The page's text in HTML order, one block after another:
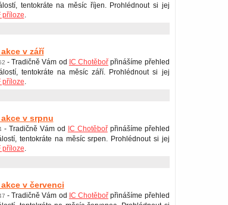
tentokráte na měsíc říjen. Prohlédnout si jej
příloze.
v září
- Tradičně Vám od IC Chotěboř přinášíme přehled
tentokráte na měsíc září. Prohlédnout si jej
příloze.
v srpnu
- Tradičně Vám od IC Chotěbořpřinášíme přehled
tentokráte na měsíc srpen. Prohlédnout si jej
příloze.
v červenci
- Tradičně Vám od IC Chotěboř přinášíme přehled